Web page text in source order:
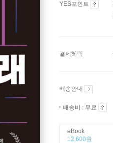
YES포인트
결제혜택
배송안내
배송비 : 무료
eBook
12,600원